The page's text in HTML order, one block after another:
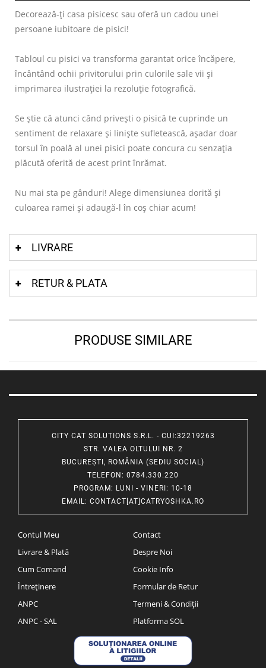
Decorează-ți casa pisicesc sau oferă un cadou unei
persoane iubitoare de pisici!
Tabloul cu pisici va transforma garantat orice încăpere,
încântând ochii privitorului prin culorile sale vii și
imprimarea ilustrației la rezoluție fotografică.
Se știe că atunci când privești o pisică te cuprinde un
sentiment de relaxare și liniște sufletească, așadar doar
torsul în poală al unei pisici poate concura cu senzația
plăcută oferită de acest print înrămat.
Nu mai sta pe gânduri! Alege dimensiunea dorită și
culoarea ramei și adaugă-l în coș chiar acum!
LIVRARE
RETUR & PLATA
PRODUSE SIMILARE
CITY CAT SOLUTIONS S.R.L. - CUI:32219263
STR. VALEA OLTULUI NR. 2
BUCUREȘTI, ROMÂNIA (SEDIU SOCIAL)
TELEFON : 0784.330.220
PROGRAM: LUNI - VINERI: 10-18
EMAIL: CONTACT[AT]CATRYOSHKA.RO
Contul Meu
Livrare & Plată
Cum Comand
Întreținere
ANPC
ANPC - SAL
Contact
Despre Noi
Cookie Info
Formular de Retur
Termeni & Condiții
Platforma SOL